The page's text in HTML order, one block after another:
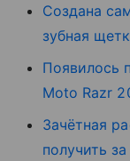
Создана
зубная
Появилось
Moto Razr
Зачётная
получить